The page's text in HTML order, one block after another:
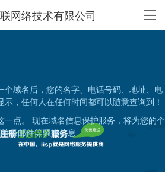
网络技术有限公司
个域名后，您的名字、电话号码、地址、电
，任何人在任何时间都可以随意查询到！
一点。 现在域名信息保护服务，将为您的个
圾邮件等骚扰信息